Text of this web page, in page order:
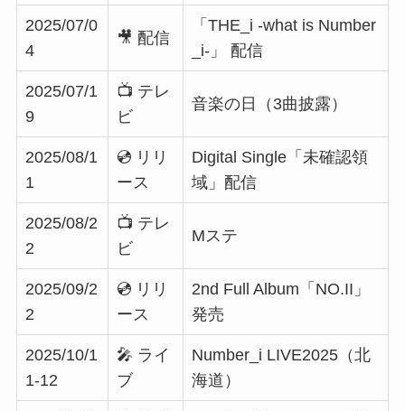
2025/07/0
4
🎥 配信
「THE_i -what is Number
_i-」 配信
2025/07/1
9
📺 テレ
ビ
音楽の日（3曲披露）
2025/08/1
1
💿 リリ
ース
Digital Single「未確認領
域」配信
2025/08/2
2
📺 テレ
ビ
Mステ
2025/09/2
2
💿 リリ
ース
2nd Full Album「NO.II」
発売
2025/10/1
1-12
🎤 ライ
ブ
Number_i LIVE2025（北
海道）